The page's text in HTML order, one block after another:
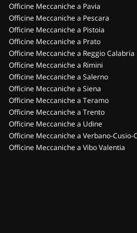
Officine Meccaniche a Pavia
Officine Meccaniche a Pescara
Officine Meccaniche a Pistoia
Officine Meccaniche a Prato
Officine Meccaniche a Reggio Calabria
Officine Meccaniche a Rimini
Officine Meccaniche a Salerno
Officine Meccaniche a Siena
Officine Meccaniche a Teramo
Officine Meccaniche a Trento
Officine Meccaniche a Udine
Officine Meccaniche a Verbano-Cusio-
Officine Meccaniche a Vibo Valentia